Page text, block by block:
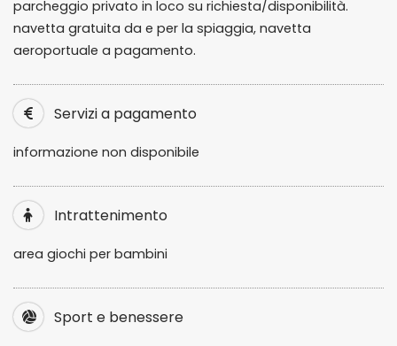
parcheggio privato in loco su richiesta/disponibilità.
navetta gratuita da e per la spiaggia, navetta
aeroportuale a pagamento.
Servizi a pagamento
informazione non disponibile
Intrattenimento
area giochi per bambini
Sport e benessere